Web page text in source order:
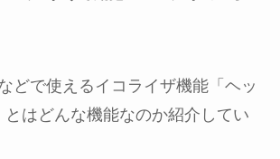
どで使えるイコライザ機能「ヘッ
とはどんな機能なのか紹介してい